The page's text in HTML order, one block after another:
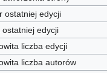
ostatniej edycji
ostatniej edycji
liczba edycji
liczba autorów